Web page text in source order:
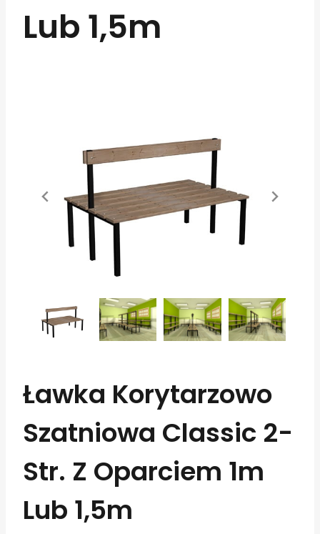
Lub 1,5m
Ławka Korytarzowo
Szatniowa Classic 2-
Str. Z Oparciem 1m
Lub 1,5m